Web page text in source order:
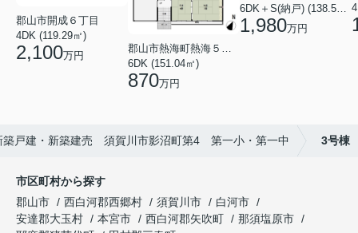
郡山市開成６丁目
4DK (119.29㎡)
2,100万円
郡山市熱海町熱海５丁目
6DK (151.04㎡)
870万円
1,980万円
築戸建・新築建売 須賀川市影沼町第4 第一小・第一中 3号棟
市区町村から探す
郡山市
西白河郡西郷村 須賀川市
白河市
安達郡大玉村
本宮市 西白河郡矢吹町
那須塩原市